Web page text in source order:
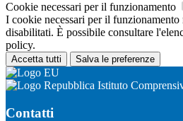
Cookie necessari per il funzionamento
I cookie necessari per il funzionamento
disabilitati. È possibile consultare
policy.
Accetta tutti Salva le preferenze
Istituto
Contatti